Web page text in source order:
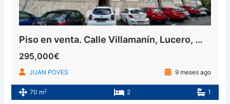
Piso en venta. Calle Villamanín, Lucero, Madrid
295,000€
JUAN POVES 9 meses ago
70 m2 2 1